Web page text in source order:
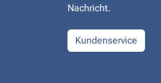
Nachricht.
Kundenservice